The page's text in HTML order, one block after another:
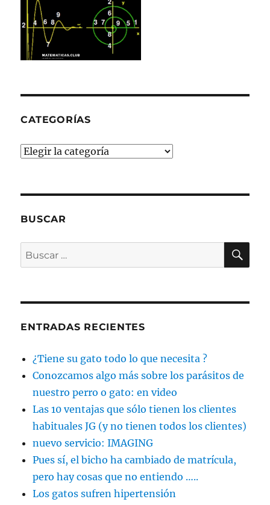
CATEGORÍAS
Categorías
BUSCAR
Buscar
por:
ENTRADAS RECIENTES
¿Tiene su gato todo lo que necesita ?
Conozcamos algo más sobre los parásitos de
nuestro perro o gato: en video
Las 10 ventajas que sólo tienen los clientes
habituales JG (y no tienen todos los clientes)
nuevo servicio: IMAGING
Pues sí, el bicho ha cambiado de matrícula,
pero hay cosas que no entiendo …..
Los gatos sufren hipertensión